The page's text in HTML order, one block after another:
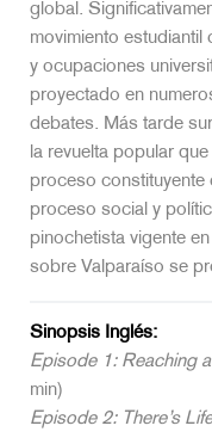
global.
movimiento estudiantil
y ocupaciones
proyectado en
debates. Más tarde
la revuelta popular
proceso constituyente
proceso social y
pinochetista vigente
sobre Valparaíso se
Sinopsis Inglés:
Episode 1: Reaching
min)
Episode 2: There’s